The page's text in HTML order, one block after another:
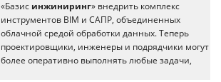
«Базис инжиниринг» внедрить комплекс
инструментов BIM и САПР, объединенных
облачной средой обработки данных. Теперь
проектировщики, инженеры и подрядчики могут
более оперативно выполнять любые задачи,